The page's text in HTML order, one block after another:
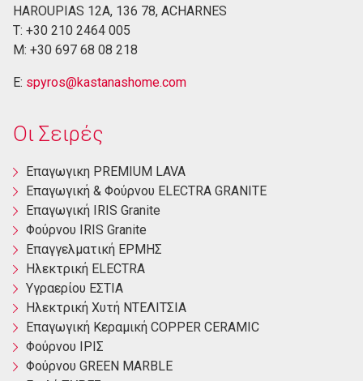
HAROUPIAS 12Α, 136 78, ACHARNES
Τ: +30 210 2464 005
M: +30 697 68 08 218
E: spyros@kastanashome.com
Οι Σειρές
Eπαγωγικη PREMIUM LAVA
Eπαγωγική & Φούρνου ELECTRA GRANITE
Επαγωγική ΙRIS Granite
Φούρνου ΙRIS Granite
Επαγγελματική ΕΡΜΗΣ
Ηλεκτρική ΕLECTRA
Yγραερίου ΕΣΤΙΑ
Ηλεκτρική Χυτή ΝΤΕΛΙΤΣΙΑ
Επαγωγική Κεραμική COPPER CERAMIC
Φούρνου ΙΡΙΣ
Φούρνου GREEN MARBLE